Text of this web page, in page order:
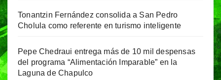
Tonantzin Fernández consolida a San Pedro
Cholula como referente en turismo inteligente
Pepe Chedraui entrega más de 10 mil despensas
del programa “Alimentación Imparable” en la
Laguna de Chapulco